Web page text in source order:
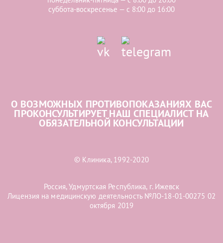
суббота-воскресенье — с 8:00 до 16:00
О ВОЗМОЖНЫХ ПРОТИВОПОКАЗАНИЯХ ВАС
ПРОКОНСУЛЬТИРУЕТ НАШ СПЕЦИАЛИСТ НА
ОБЯЗАТЕЛЬНОЙ КОНСУЛЬТАЦИИ
© Клиника, 1992-2020
Россия, Удмуртская Республика, г. Ижевск
Лицензия на медицинскую деятельность №ЛО-18-01-00275 02
октября 2019